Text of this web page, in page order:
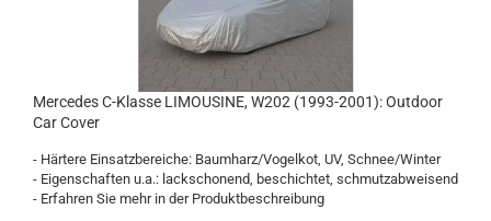
Mercedes C-Klasse LIMOUSINE, W202 (1993-2001): Outdoor
Car Cover
- Härtere Einsatzbereiche: Baumharz/Vogelkot, UV, Schnee/Winter
- Eigenschaften u.a.: lackschonend, beschichtet, schmutzabweisend
- Erfahren Sie mehr in der Produktbeschreibung